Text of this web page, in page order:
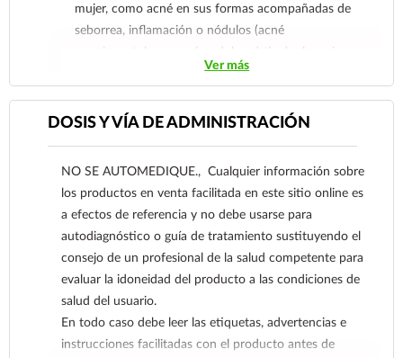
mujer, como acné en sus formas acompañadas de
seborrea, inflamación o nódulos (acné
papulopustuloso, acné noduloquístico); alopecia
androgénica, y casos leves de hirsutismo, y para el
Ver más
DOSIS Y VÍA DE ADMINISTRACIÓN
NO SE AUTOMEDIQUE., Cualquier información sobre
los productos en venta facilitada en este sitio online es
a efectos de referencia y no debe usarse para
autodiagnóstico o guía de tratamiento sustituyendo el
consejo de un profesional de la salud competente para
evaluar la idoneidad del producto a las condiciones de
salud del usuario.
En todo caso debe leer las etiquetas, advertencias e
instrucciones facilitadas con el producto antes de